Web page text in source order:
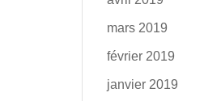
mars 2019
février 2019
janvier 2019